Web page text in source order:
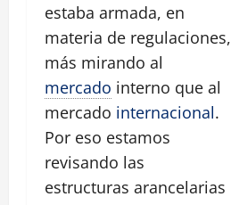
estaba armada, en
materia de regulaciones,
más mirando al
mercado interno que al
mercado internacional.
Por eso estamos
revisando las
estructuras arancelarias